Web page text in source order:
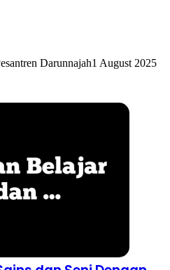
Darunnajah1 August 2025